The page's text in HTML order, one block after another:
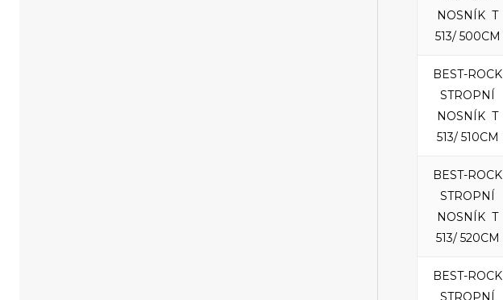
NOSNÍK T
513/ 500CM
BEST-ROCK
STROPNÍ
NOSNÍK T
513/ 510CM
BEST-ROCK
STROPNÍ
NOSNÍK T
513/ 520CM
BEST-ROCK
STROPNÍ